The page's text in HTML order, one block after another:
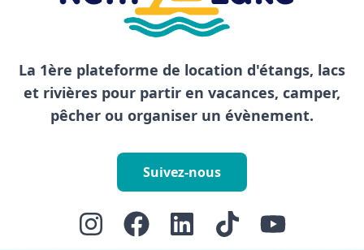
La 1ère plateforme de location d'étangs, lacs
et rivières pour partir en vacances, camper,
pêcher ou organiser un évènement.
Suivez-nous